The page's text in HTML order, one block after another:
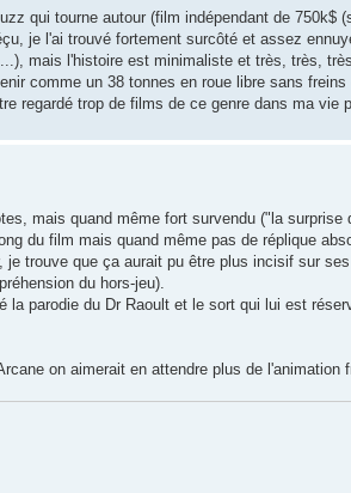
qui tourne autour (film indépendant de 750k$
je l'ai trouvé fortement surcôté et assez
mais l'histoire est minimaliste et très, très,
comme un 38 tonnes en roue libre sans
regardé trop de films de ce genre dans ma vie
mais quand même fort survendu ("la
du film mais quand même pas de réplique
trouve que ça aurait pu être plus incisif sur
du hors-jeu).
parodie du Dr Raoult et le sort qui lui est
on aimerait en attendre plus de l'animation